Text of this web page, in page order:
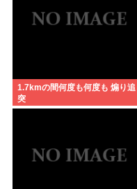
1.7kmの間何度も何度も 煽り追
突